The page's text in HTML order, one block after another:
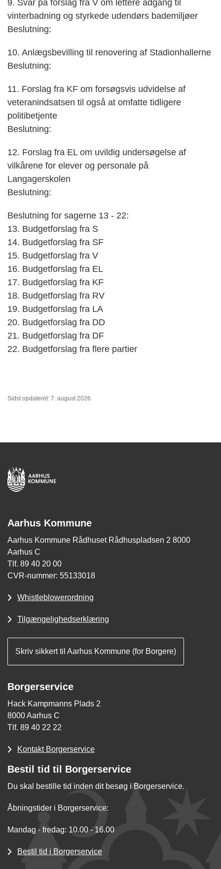
9. Svar på forslag fra V om lettere adgang til
vinterbadning og styrkede udendørs bademiljøer
Beslutning:
10. Anlægsbevilling til renovering af Stadionhallerne
Beslutning:
11. Forslag fra KF om forsøgsvis udvidelse af
veteranindsatsen til også at omfatte tidligere
politibetjente
Beslutning:
12. Forslag fra EL om uvildig undersøgelse af
vilkårene for elever og personale på
Langagerskolen
Beslutning:
Beslutning for sagerne 13 - 22:
13. Budgetforslag fra S
14. Budgetforslag fra SF
15. Budgetforslag fra V
16. Budgetforslag fra EL
17. Budgetforslag fra KF
18. Budgetforslag fra RV
19. Budgetforslag fra LA
20. Budgetforslag fra DD
21. Budgetforslag fra DF
22. Budgetforslag fra flere partier
Sidst opdateret: 7. august 2026
Aarhus Kommune
Aarhus Kommune Rådhuset Rådhuspladsen 2 8000
Aarhus C
Tlf. 89 40 20 00
CVR-nummer: 55133018
Whistleblowerordning
Tilgængelighedserklæring
Skriv sikkert til Aarhus Kommune (for Borgere)
Borgerservice
Hack Kampmanns Plads 2
8000 Aarhus C
Tlf. 89 40 22 22
Kontakt Borgerservice
Bestil tid til Borgerservice
Du skal bestille tid inden dit besøg i Borgerservice.
Åbningstider i Borgerservice:
Mandag - fredag: 10.00 - 16.00
Bestil tid i Borgerservice